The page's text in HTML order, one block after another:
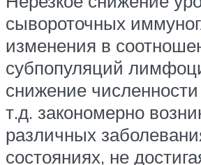
сывороточных
изменения в
субпопуляций
снижение
т.д. закономерно
различных
состояниях, не